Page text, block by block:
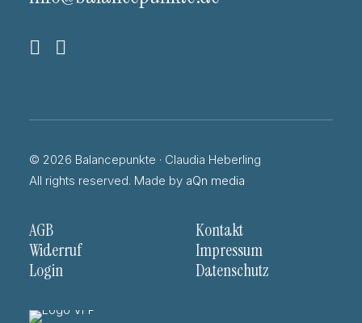
© 2026 Balancepunkte · Claudia Heberling
All rights reserved. Made by aQn media
AGB
Widerruf
Login
Kontakt
Impressum
Datenschutz